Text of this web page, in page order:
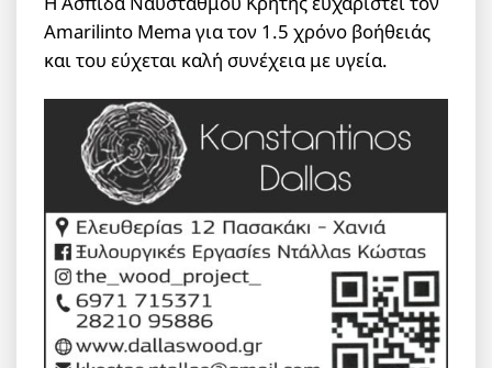
Amarilinto Mema για τον 1.5 χρόνο βοήθειάς
και του εύχεται καλή συνέχεια με υγεία.